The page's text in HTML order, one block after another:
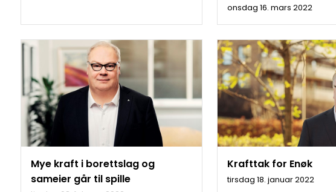
onsdag 16. mars 2022
Mye kraft i borettslag og
sameier går til spille
Krafttak for Enøk
tirsdag 18. januar 2022